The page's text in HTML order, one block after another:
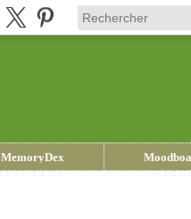
MemoryDex